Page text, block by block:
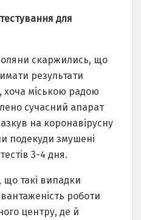
для
скаржились, що
результати
хоча міською радою
сучасний апарат
на коронавірусну
подекуди змушені
3-4 дня.
такі випадки
роботи
центру, де й